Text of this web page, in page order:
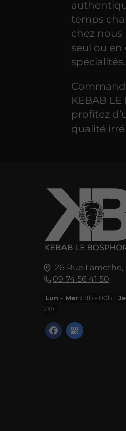
temps
chez nous
seul ou
spécialités.
KEBAB
profitez
qualité
26 Rue Lamothe,
09 74 56 41 50
Lun - Mer : 11h - 00h
23h